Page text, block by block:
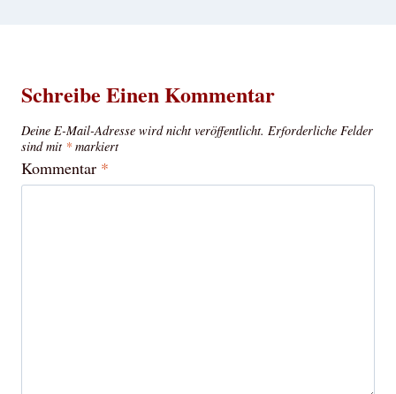
Schreibe Einen Kommentar
Deine E-Mail-Adresse wird nicht veröffentlicht. Erforderliche Felder
sind mit * markiert
Kommentar *